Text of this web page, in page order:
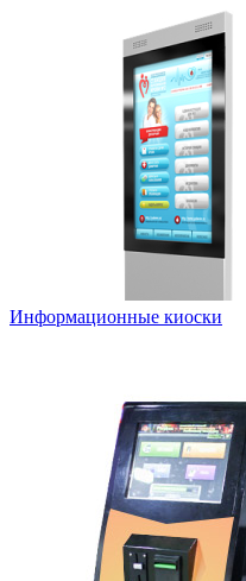
Информационные киоски